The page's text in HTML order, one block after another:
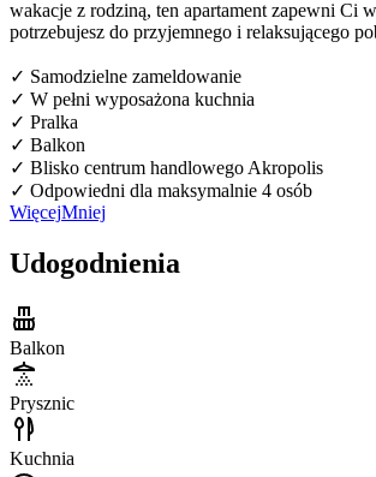
wakacje z rodziną, ten apartament zapewni Ci
potrzebujesz do przyjemnego i relaksującego
✓ Samodzielne zameldowanie
✓ W pełni wyposażona kuchnia
✓ Pralka
✓ Balkon
✓ Blisko centrum handlowego Akropolis
✓ Odpowiedni dla maksymalnie 4 osób
WięcejMniej
Udogodnienia
Balkon
Prysznic
Kuchnia